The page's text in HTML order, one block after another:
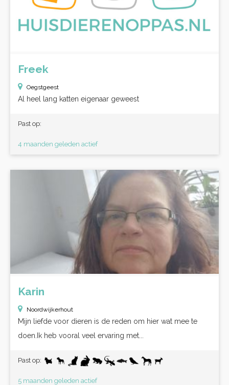
Freek
Oegstgeest
Al heel lang katten eigenaar geweest
Past op:
4 maanden geleden actief
Karin
Noordwijkerhout
Mijn liefde voor dieren is de reden om hier wat mee te
doen.Ik heb vooral veel ervaring met...
Past op:
5 maanden geleden actief